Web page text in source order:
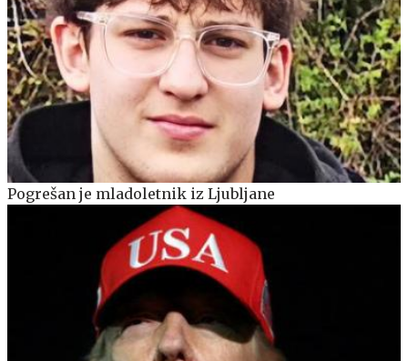
Pogrešan je mladoletnik iz Ljubljane